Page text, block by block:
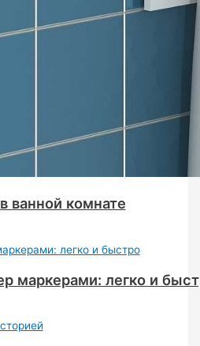
ванной комнате
маркерами: легко и